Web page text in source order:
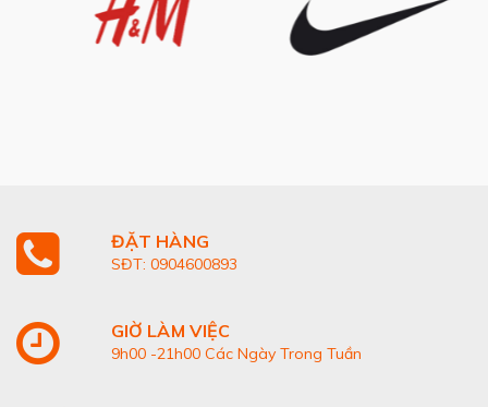
ĐẶT HÀNG
SĐT: 0904600893
GIỜ LÀM VIỆC
9h00 -21h00 Các Ngày Trong Tuần